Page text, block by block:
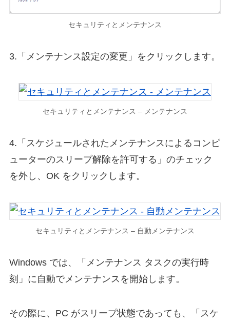
セキュリティとメンテナンス
3.「メンテナンス設定の変更」をクリックします。
セキュリティとメンテナンス – メンテナンス
4.「スケジュールされたメンテナンスによるコンピ
ューターのスリープ解除を許可する」のチェック
を外し、OK をクリックします。
セキュリティとメンテナンス – 自動メンテナンス
Windows では、「メンテナンス タスクの実行時
刻」に自動でメンテナンスを開始します。
その際に、PC がスリープ状態であっても、「スケ